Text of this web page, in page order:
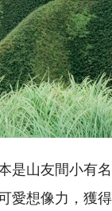
是山友間小有
愛想像力，